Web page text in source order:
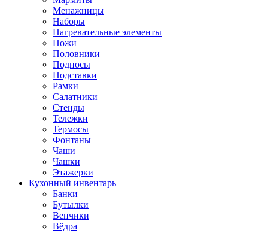
Менажницы
Наборы
Нагревательные элементы
Ножи
Половники
Подносы
Подставки
Рамки
Салатники
Стенды
Тележки
Термосы
Фонтаны
Чаши
Чашки
Этажерки
Кухонный инвентарь
Банки
Бутылки
Венчики
Вёдра